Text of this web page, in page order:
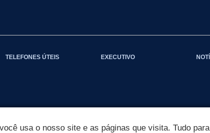
TELEFONES ÚTEIS EXECUTIVO
usa o nosso site e as páginas que visita. Tudo